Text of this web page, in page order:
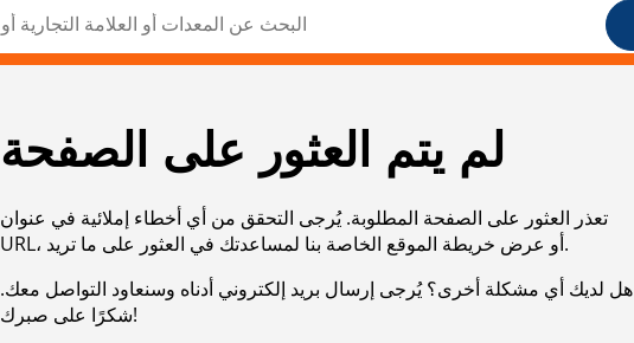
لم يتم العثور على الصفحة
تعذر العثور على الصفحة المطلوبة. يُرجى التحقق من أي أخطاء إملائية في عنوان
URL، أو عرض خريطة الموقع الخاصة بنا لمساعدتك في العثور على ما تريد.
هل لديك أي مشكلة أخرى؟ يُرجى إرسال بريد إلكتروني أدناه وسنعاود التواصل معك.
شكرًا على صبرك!